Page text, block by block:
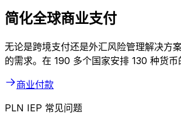
简化全球商业支付
无论是跨境支付还是外汇风险管理解决方
的需求。在 190 多个国家安排 130 种货币
商业付款
PLN IEP 常见问题